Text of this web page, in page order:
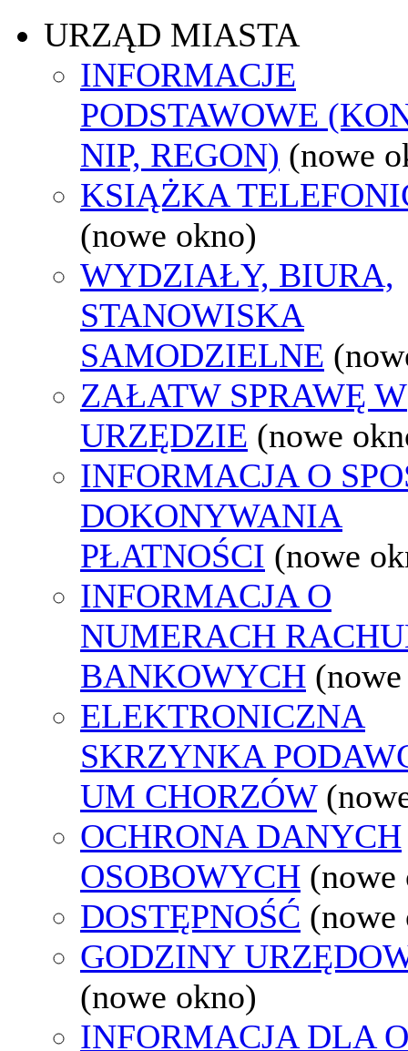
URZĄD MIASTA
INFORMACJE
PODSTAWOWE
NIP, REGON) (nowe
KSIĄŻKA
(nowe okno)
WYDZIAŁY, BIURA,
STANOWISKA
SAMODZIELNE
ZAŁATW SPRAWĘ W
URZĘDZIE (nowe
INFORMACJA O
DOKONYWANIA
PŁATNOŚCI (nowe
INFORMACJA O
NUMERACH
BANKOWYCH
ELEKTRONICZNA
SKRZYNKA
UM CHORZÓW
OCHRONA DANYCH
OSOBOWYCH (nowe
DOSTĘPNOŚĆ (nowe
GODZINY
(nowe okno)
INFORMACJA DLA